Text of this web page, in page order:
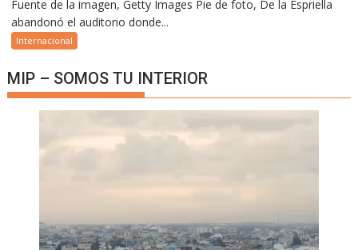
Fuente de la imagen, Getty Images Pie de foto, De la Espriella
abandonó el auditorio donde...
Internacional
MIP – SOMOS TU INTERIOR